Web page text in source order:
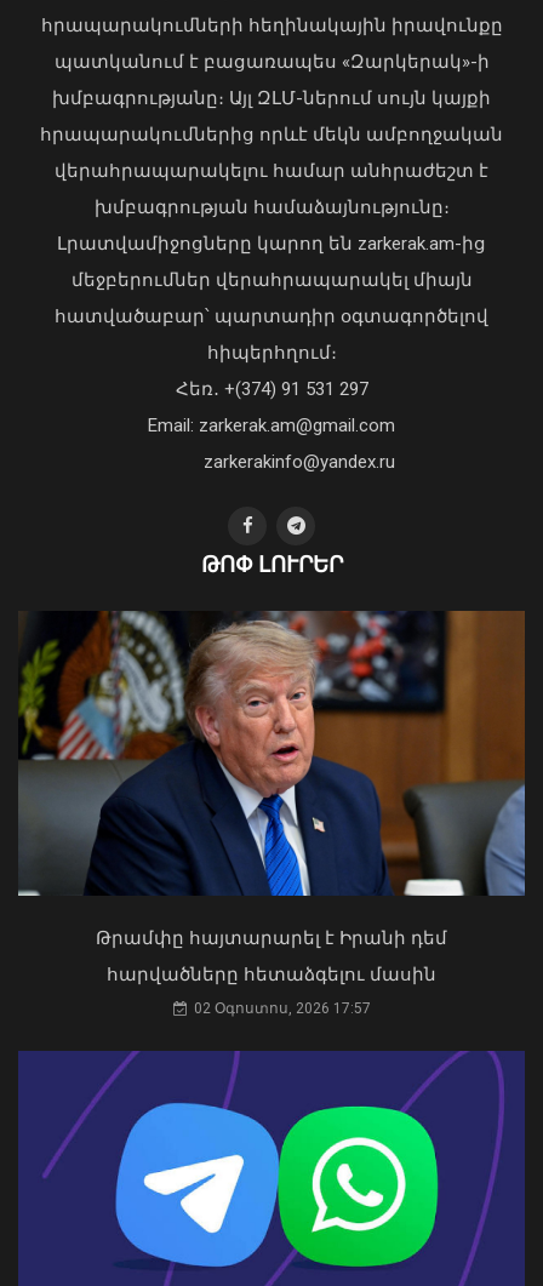
ՀՀ ԶՈւ ՀՕՊ ստորաբաժանումները
պարապմունքներ են անցկացնում
նորագույն «Կարիճ» և «Լուսան»
զենիթային հրթիռային համալիրներով
09 Օգոստոս, 2026 14:26
Սուրբ Աննա եկեղեցում մասնակցել եմ
սուրբ և անմահ պատարագի․
Փաշինյան
09 Օգոստոս, 2026 14:13
ՀՀ-ի և Ղազախստանի
փոխվարչապետները քննարկել են
երկու երկրների
համագործակցության հեռանկարները
թվայնացման և արհեստական
բանականության ուղղություններով
09 Օգոստոս, 2026 13:43
դեմ ծանր պայքարում»․ կյանքից
հեռացել է Արսեն Ասլանյանը
04 Օգոստոս, 2026 19:12
Կաթողիկոսը պետք է օրենքի առաջ
կանգնի, եթե հանցանք է գործել, կամ
արտաքին ազդեցության գործակալ
դարձել. աստվածաբան
07 Օգոստոս, 2026 17:03
հրապարակումների հեղինակային իրավունքը
պատկանում է բացառապես «Զարկերակ»-ի
խմբագրությանը։ Այլ ԶԼՄ-ներում սույն կայքի
հրապարակումներից որևէ մեկն ամբողջական
վերահրապարակելու համար անհրաժեշտ է
խմբագրության համաձայնությունը։
Լրատվամիջոցները կարող են zarkerak.am-ից
մեջբերումներ վերահրապարակել միայն
հատվածաբար՝ պարտադիր օգտագործելով
հիպերհղում։
Հեռ․ +(374) 91 531 297
Email: zarkerak.am@gmail.com
zarkerakinfo@yandex.ru
ԹՈՓ ԼՈՒՐԵՐ
Թրամփը հայտարարել է Իրանի դեմ
հարվածները հետաձգելու մասին
02 Օգոստոս, 2026 17:57